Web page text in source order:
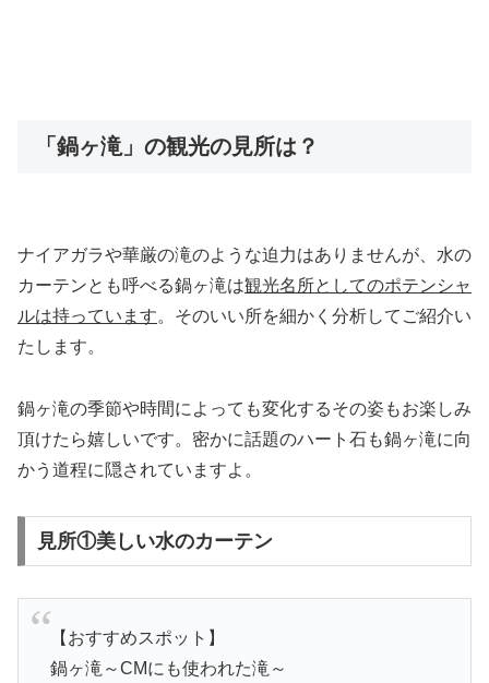
「鍋ヶ滝」の観光の見所は？
ナイアガラや華厳の滝のような迫力はありませんが、水の
カーテンとも呼べる鍋ヶ滝は観光名所としてのポテンシャ
ルは持っています。そのいい所を細かく分析してご紹介い
たします。
鍋ヶ滝の季節や時間によっても変化するその姿もお楽しみ
頂けたら嬉しいです。密かに話題のハート石も鍋ヶ滝に向
かう道程に隠されていますよ。
見所①美しい水のカーテン
【おすすめスポット】
鍋ヶ滝～CMにも使われた滝～